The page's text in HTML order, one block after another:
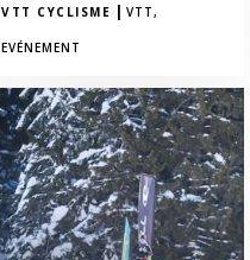
VTT CYCLISME | VTT,
EVÉNEMENT